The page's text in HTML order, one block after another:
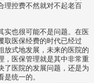
理控费不然就对不起老百
也很可能不是问题。在医
取医保经费的时代已经过
放式地发展，未来的医院的
，医保管理就是其中非常重
了医院的发展问题，还是为
是统一的。